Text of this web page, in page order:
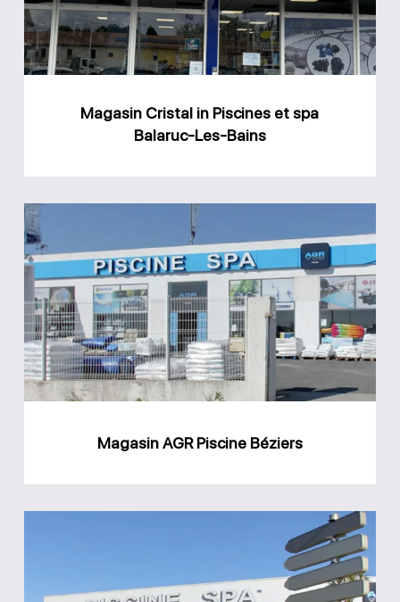
et
spa
Balaruc-
Bains
Magasin Cristal in Piscines et spa
Balaruc-Les-Bains
AGR
Piscine
Béziers
Magasin AGR Piscine Béziers
Piscine